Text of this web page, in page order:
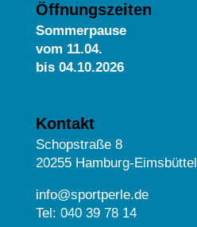
Öffnungszeiten
Sommerpause
vom 11.04.
bis 04.10.2026
Kontakt
Schopstraße 8
20255 Hamburg-Eimsbüttel
info@sportperle.de
Tel: 040 39 78 14